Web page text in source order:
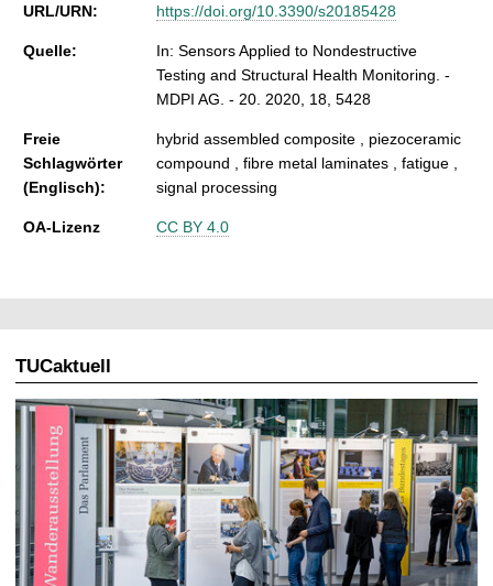
URL/URN: https://doi.org/10.3390/s20185428
Quelle:
In: Sensors Applied to Nondestructive
Testing and Structural Health Monitoring. -
MDPI AG. - 20. 2020, 18, 5428
Freie
Schlagwörter
(Englisch):
hybrid assembled composite , piezoceramic
compound , fibre metal laminates , fatigue ,
signal processing
OA-Lizenz CC BY 4.0
TUCaktuell